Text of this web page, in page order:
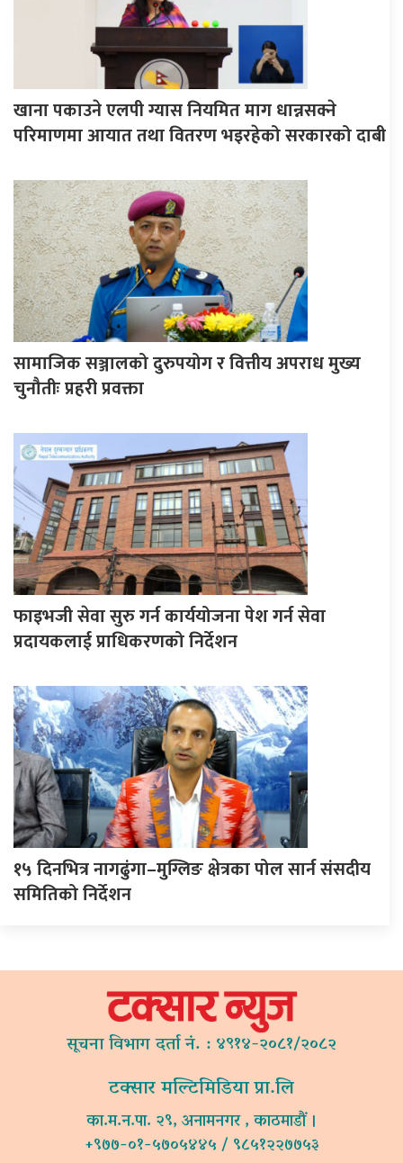
खाना पकाउने एलपी ग्यास नियमित माग धान्नसक्ने
परिमाणमा आयात तथा वितरण भइरहेको सरकारको दाबी
सामाजिक सञ्जालको दुरुपयोग र वित्तीय अपराध मुख्य
चुनौतीः प्रहरी प्रवक्ता
फाइभजी सेवा सुरु गर्न कार्ययोजना पेश गर्न सेवा
प्रदायकलाई प्राधिकरणको निर्देशन
१५ दिनभित्र नागढुंगा–मुग्लिङ क्षेत्रका पोल सार्न संसदीय
समितिको निर्देशन
सूचना विभाग दर्ता नं. : ४९१४-२०८१/२०८२
टक्सार मल्टिमिडिया प्रा.लि
का.म.न.पा. २९, अनामनगर , काठमाडौं ।
+९७७-०१-५७०५४४५ / ९८५१२२७७५३